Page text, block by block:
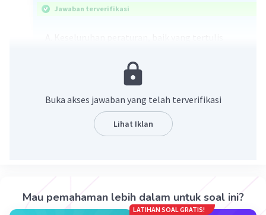
Jawaban terverifikasi
Penjelasan:
Dalam arti luas konstitusi memiliki cakupan
lebih luas daripada undang-undang dasar.
Konstitusi meliputi keseluruhan peraturan, baik
Beri Rating·0.0(0) Balas
Buka akses jawaban yang telah terverifikasi
Lihat Iklan
Mau pemahaman lebih dalam untuk soal ini?
LATIHAN SOAL GRATIS!